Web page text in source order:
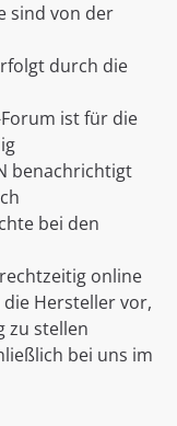
sind von der
durch die
ist für die
benachrichtigt
bei den
online
Hersteller vor,
zu stellen
bei uns im